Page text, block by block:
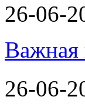
26-06-
Важная
26-06-